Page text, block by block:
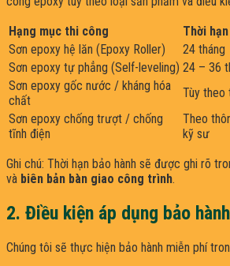
Hạng mục thi công
Thời
Sơn epoxy hệ lăn (Epoxy Roller)
24 tháng
Sơn epoxy tự phẳng (Self-leveling) 24 – 36
Sơn epoxy gốc nước / kháng hóa
chất
Tùy theo
Sơn epoxy chống trượt / chống
tĩnh điện
Theo
kỹ sư
Ghi chú: Thời hạn bảo hành sẽ được ghi rõ
và biên bản bàn giao công trình.
2. Điều kiện áp dụng bảo hành
Chúng tôi sẽ thực hiện bảo hành miễn phí